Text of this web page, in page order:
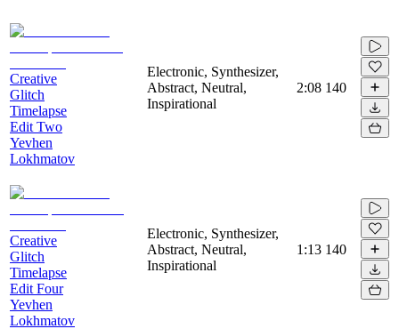
Creative
Glitch
Timelapse
Edit Two
Yevhen
Lokhmatov
Electronic, Synthesizer,
Abstract, Neutral,
Inspirational
2:08 140
Creative
Glitch
Timelapse
Edit Four
Yevhen
Lokhmatov
Electronic, Synthesizer,
Abstract, Neutral,
Inspirational
1:13 140